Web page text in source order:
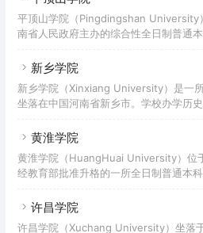
地。 学校始建于1939年，前身为中国
院大学部生物系，历经北方大学农学院
平顶山学院（Pingdingshan University
南省人民政府主办的综合性全日制普通
点高校、河南省示范性应用技术类型本
员单位。平顶山学院前身是创建于1959
1977年8月经批准在平顶山市师范学校附
山师范专科学校，2004年升格为本科院
新乡学院
新乡学院（Xinxiang University）是一
坐落在中国河南省新乡市。学校办学历
学校、平原大学、新乡市教育学院合并
教育部本科教学工作合格评估。2019年
建设单位。截至2022年6月，学校校园
77万平方米，教学科研仪器设备总值约
黄淮学院
黄淮学院（HuangHuai University）位
经教育部批准升格的一所全日制普通本
国应用技术大学联盟副理事长单位、河
许昌学院
许昌学院（Xuchang University）坐落